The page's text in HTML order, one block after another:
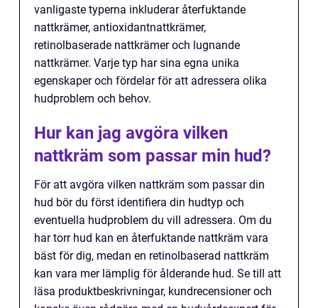
vanligaste typerna inkluderar återfuktande
nattkrämer, antioxidantnattkrämer,
retinolbaserade nattkrämer och lugnande
nattkrämer. Varje typ har sina egna unika
egenskaper och fördelar för att adressera olika
hudproblem och behov.
Hur kan jag avgöra vilken
nattkräm som passar min hud?
För att avgöra vilken nattkräm som passar din
hud bör du först identifiera din hudtyp och
eventuella hudproblem du vill adressera. Om du
har torr hud kan en återfuktande nattkräm vara
bäst för dig, medan en retinolbaserad nattkräm
kan vara mer lämplig för ålderande hud. Se till att
läsa produktbeskrivningar, kundrecensioner och